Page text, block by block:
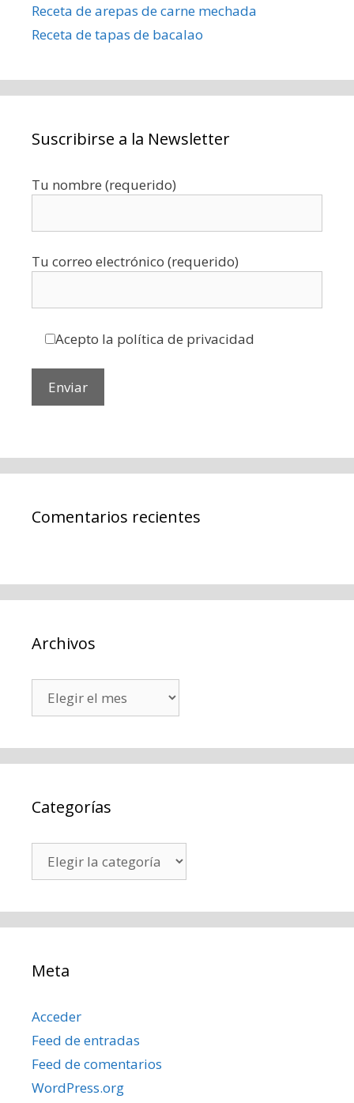
Receta de arepas de carne mechada
Receta de tapas de bacalao
Suscribirse a la Newsletter
Tu nombre (requerido)
Tu correo electrónico (requerido)
Acepto la política de privacidad
Comentarios recientes
Archivos
Categorías
Meta
Acceder
Feed de entradas
Feed de comentarios
WordPress.org